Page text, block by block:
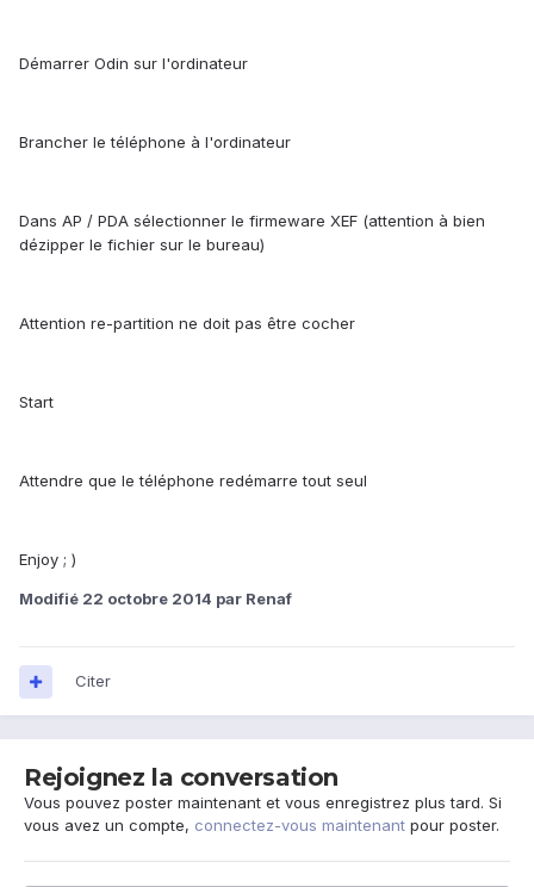
Démarrer Odin sur l'ordinateur
Brancher le téléphone à l'ordinateur
Dans AP / PDA sélectionner le firmeware XEF (attention à bien
dézipper le fichier sur le bureau)
Attention re-partition ne doit pas être cocher
Start
Attendre que le téléphone redémarre tout seul
Enjoy ; )
Modifié 22 octobre 2014 par Renaf
Citer
Rejoignez la conversation
Vous pouvez poster maintenant et vous enregistrez plus tard. Si
vous avez un compte, connectez-vous maintenant pour poster.